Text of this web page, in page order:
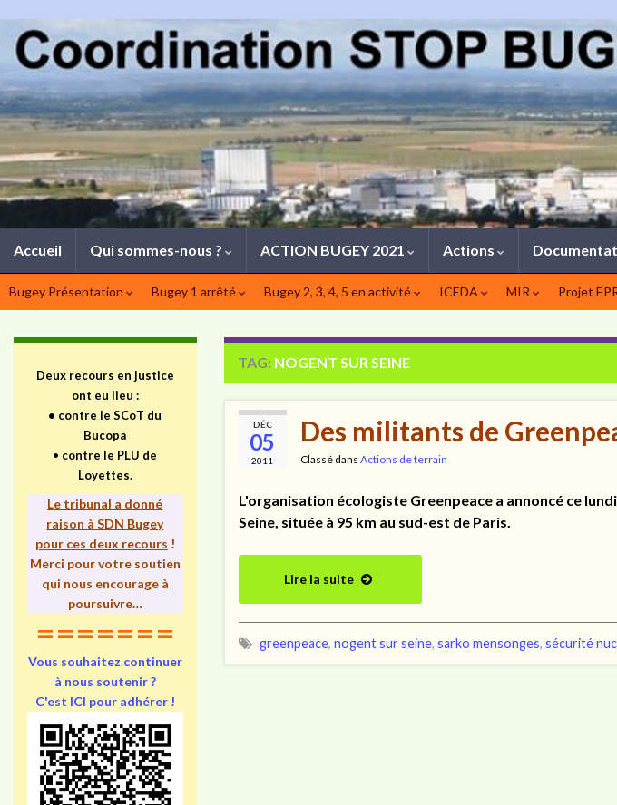
Accueil Qui sommes-nous ? ACTION BUGEY 2021 Actions
Bugey Présentation Bugey 1 arrêté Bugey 2, 3, 4, 5 en activité ICEDA MIR Projet
TAG: NOGENT SUR SEINE
DÉC
05
2011
Des militants de
Classé dans Actions de terrain
L'organisation écologiste Greenpeace a annoncé ce
Seine, située à 95 km au sud-est de Paris.
Lire la suite
greenpeace, nogent sur seine, sarko mensonges, sécurité
Deux recours en justice
ont eu lieu :
• contre le SCoT du
Bucopa
• contre le PLU de
Loyettes.
Le tribunal a donné
raison à SDN Bugey
pour ces deux recours !
Merci pour votre soutien
qui nous encourage à
poursuivre…
=======
Vous souhaitez continuer
à nous soutenir ?
C'est ICI pour adhérer !